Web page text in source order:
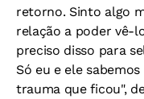
retorno. Sinto algo
relação a poder vê-
preciso disso para
Só eu e ele
trauma que ficou",